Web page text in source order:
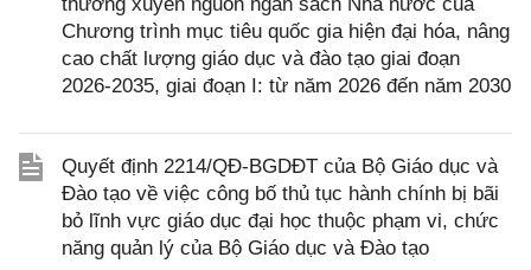
Chương trình mục tiêu quốc gia hiện đại hóa, nâng
cao chất lượng giáo dục và đào tạo giai đoạn
2026-2035, giai đoạn I: từ năm 2026 đến năm 2030
Quyết định 2214/QĐ-BGDĐT của Bộ Giáo dục và
Đào tạo về việc công bố thủ tục hành chính bị bãi
bỏ lĩnh vực giáo dục đại học thuộc phạm vi, chức
năng quản lý của Bộ Giáo dục và Đào tạo